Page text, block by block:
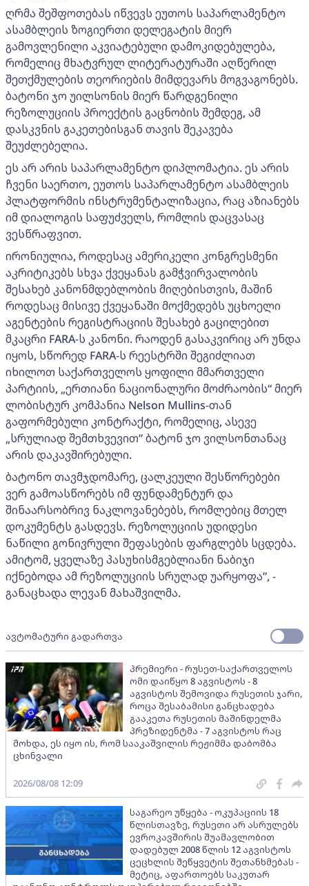
ღრმა შეშფოთებას იწვევს ეუთოს საპარლამენტო
ასამბლეის ზოგიერთი დელეგატის მიერ
გამოვლენილი აკვიატებული დამოკიდებულება,
რომელიც მხატვრულ ლიტერატურაში აღწერილ
შეთქმულების თეორიების მიმდევარს მოგვაგონებს.
ბატონი ჯო უილსონის მიერ წარდგენილი
რეზოლუციის პროექტის გაცნობის შემდეგ, ამ
დასკვნის გაკეთებისგან თავის შეკავება
შეუძლებელია.
ეს არ არის საპარლამენტო დიპლომატია. ეს არის
ჩვენი საერთო, ეუთოს საპარლამენტო ასამბლეის
პლატფორმის ინსტრუმენტალიზაცია, რაც აზიანებს
იმ დიალოგის საფუძველს, რომლის დაცვასაც
ვესწრაფვით.
ირონიულია, როდესაც ამერიკელი კონგრესმენი
აკრიტიკებს სხვა ქვეყანას გამჭვირვალობის
შესახებ კანონმდებლობის მიღებისთვის, მაშინ
როდესაც მისივე ქვეყანაში მოქმედებს უცხოელი
აგენტების რეგისტრაციის შესახებ გაცილებით
მკაცრი FARA-ს კანონი. რაოდენ გასაკვირიც არ უნდა
იყოს, სწორედ FARA-ს რეესტრში შეგიძლიათ
იხილოთ საქართველოს ყოფილი მმართველი
პარტიის, „ერთიანი ნაციონალური მოძრაობის“ მიერ
ლობისტურ კომპანია Nelson Mullins-თან
გაფორმებული კონტრაქტი, რომელიც, ასევე
„სრულიად შემთხვევით” ბატონ ჯო ვილსონთანაც
არის დაკავშირებული.
ბატონო თავმჯდომარე, ცალკეული შესწორებები
ვერ გამოასწორებს იმ ფუნდამენტურ და
შინაარსობრივ ნაკლოვანებებს, რომლებიც მთელ
დოკუმენტს გასდევს. რეზოლუციის უდიდესი
ნაწილი გონივრული შეფასების ფარგლებს სცდება.
ამიტომ, ყველაზე პასუხისმგებლიანი ნაბიჯი
იქნებოდა ამ რეზოლუციის სრულად უარყოფა”, -
განაცხადა ლევან მახაშვილმა.
ავტომატური გადართვა
პრემიერი - რუსეთ-საქართველოს
ომი დაიწყო 8 აგვისტოს - 8
აგვისტოს შემოვიდა რუსეთის ჯარი,
როცა შესაბამისი განცხადება
გააკეთა რუსეთის მაშინდელმა
პრეზიდენტმა - 7 აგვისტოს რაც
მოხდა, ეს იყო ის, რომ სააკაშვილის რეჟიმმა დაბომბა
ცხინვალი
2026/08/08 12:09
საგარეო უწყება - ოკუპაციის 18
წლისთავზე, რუსეთი არ ასრულებს
ევროკავშირის შუამავლობით
დადებულ 2008 წლის 12 აგვისტოს
ცეცხლის შეწყვეტის შეთანხმებას -
მეტიც, აფართოებს საკუთარ